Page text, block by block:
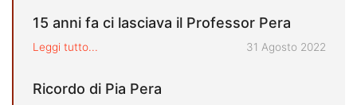
15 anni fa ci lasciava il Professor Pera
Leggi tutto... Pubblicato il
31 Agosto 2022
Ricordo di Pia Pera